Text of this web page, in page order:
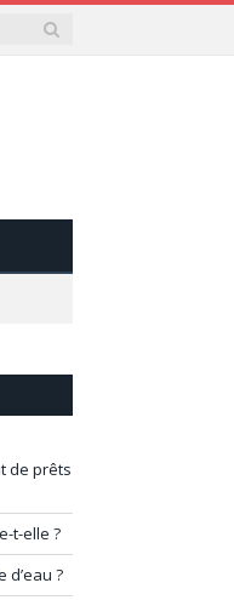
de prêts
t-elle ?
d’eau ?